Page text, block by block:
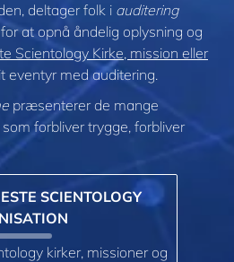
deltager folk i auditering
at opnå åndelig oplysning og
Scientology Kirke, mission eller
eventyr med auditering.
præsenterer de mange
forbliver trygge, forbliver
SCIENTOLOGY
kirker, missioner og